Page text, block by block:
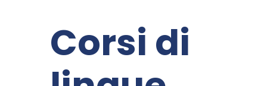
Corsi di